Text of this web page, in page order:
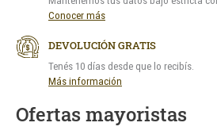
Conocer más
DEVOLUCIÓN GRATIS
Tenés 10 días desde que lo recibís.
Más información
Ofertas mayoristas